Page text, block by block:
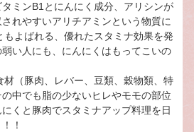
ミンB1とにんにく成分、アリシンが
れやすいアリチアミンという物質に
よばれる、優れたスタミナ効果を発
い人にも、にんにくはもってこいの
材（豚肉、レバー、豆類、穀物類、特
中でも脂の少ないヒレやモモの部位
くと豚肉でスタミナアップ料理を日
！